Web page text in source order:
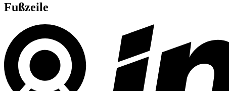
Fußzeile